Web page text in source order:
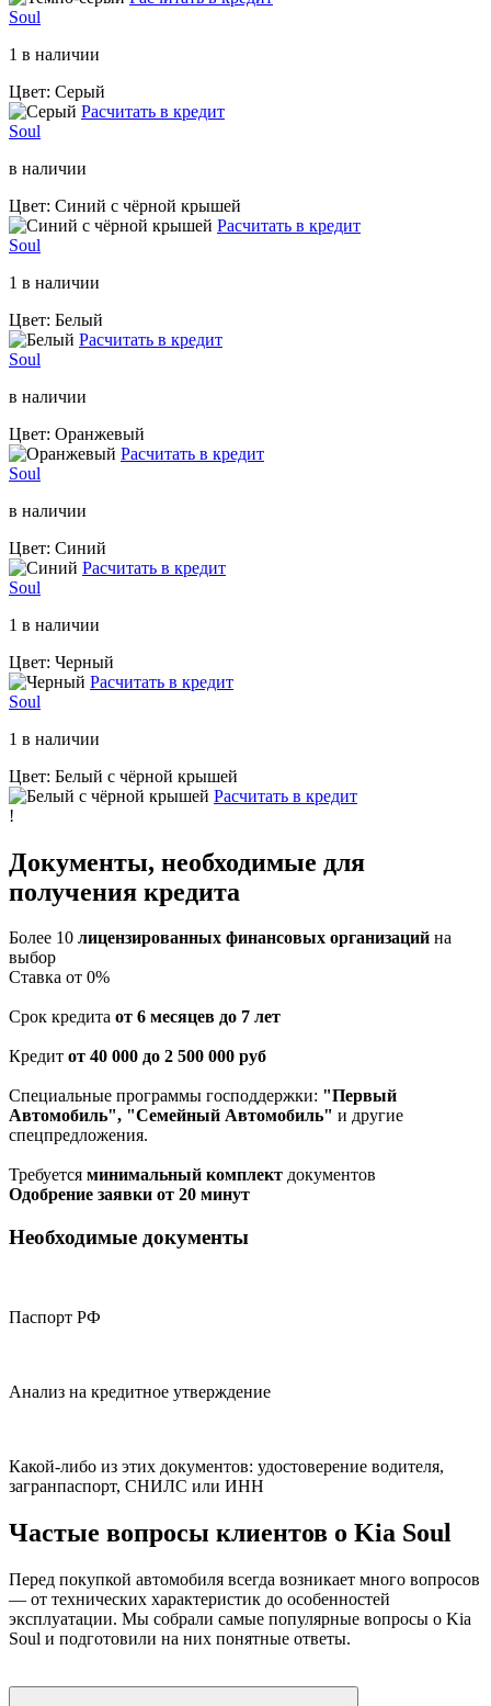
Soul
1 в наличии
Цвет: Серый
Расчитать в кредит
Soul
в наличии
Цвет: Синий с чёрной крышей
Расчитать в кредит
Soul
1 в наличии
Цвет: Белый
Расчитать в кредит
Soul
в наличии
Цвет: Оранжевый
Расчитать в кредит
Soul
в наличии
Цвет: Синий
Расчитать в кредит
Soul
1 в наличии
Цвет: Черный
Расчитать в кредит
Soul
1 в наличии
Цвет: Белый с чёрной крышей
Расчитать в кредит
!
Документы, необходимые для
получения кредита
Более 10 лицензированных финансовых организаций на
выбор
Cтавка от 0%
Срок кредита от 6 месяцев до 7 лет
Кредит от 40 000 до 2 500 000 руб
Специальные программы господдержки: "Первый
Автомобиль", "Семейный Автомобиль" и другие
спецпредложения.
Требуется минимальный комплект документов
Одобрение заявки от 20 минут
Необходимые документы
Паспорт РФ
Анализ на кредитное утверждение
Какой-либо из этих документов: удостоверение водителя,
загранпаспорт, СНИЛС или ИНН
Частые вопросы клиентов о Kia Soul
Перед покупкой автомобиля всегда возникает много вопросов
— от технических характеристик до особенностей
эксплуатации. Мы собрали самые популярные вопросы о Kia
Soul и подготовили на них понятные ответы.